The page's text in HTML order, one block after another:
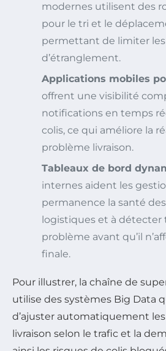
modernes utilisent des
pour le tri et le
permettant de limiter
d’étranglement.
Applications mobiles
offrent une visibilité
notifications en temps
colis, ce qui améliore la
problème livraison.
Tableaux de bord
internes aident les
permanence la santé
logistiques et à détecter
problème avant qu’il
finale.
Pour illustrer, la chaîne de
utilise des systèmes Big Data
d’ajuster automatiquement
livraison selon le trafic et la